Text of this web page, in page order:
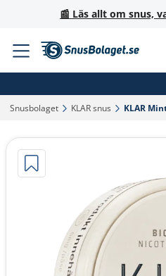
📰 Läs allt om snus,
Snusbolaget‎ KLAR snus‎ KLAR